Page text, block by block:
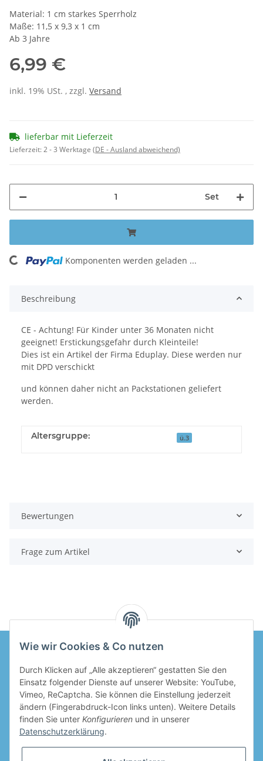
Material: 1 cm starkes Sperrholz
Maße: 11,5 x 9,3 x 1 cm
Ab 3 Jahre
6,99 €
inkl. 19% USt. , zzgl. Versand
lieferbar mit Lieferzeit
Lieferzeit:2 - 3 Werktage (DE - Ausland abweichend)
Set
Loading... Komponenten werden geladen ...
Beschreibung
CE - Achtung! Für Kinder unter 36 Monaten nicht
geeignet! Erstickungsgefahr durch Kleinteile!
Dies ist ein Artikel der Firma Eduplay. Diese werden nur
mit DPD verschickt
und können daher nicht an Packstationen geliefert
werden.
Altersgruppe: ü.3
Bewertungen
Frage zum Artikel
Informationen
Gesetzliche Informationen
Wie wir Cookies & Co nutzen
Durch Klicken auf „Alle akzeptieren“ gestatten Sie den
Einsatz folgender Dienste auf unserer Website: YouTube,
Vimeo, ReCaptcha. Sie können die Einstellung jederzeit
ändern (Fingerabdruck-Icon links unten). Weitere Details
finden Sie unter Konfigurieren und in unserer
Datenschutzerklärung.